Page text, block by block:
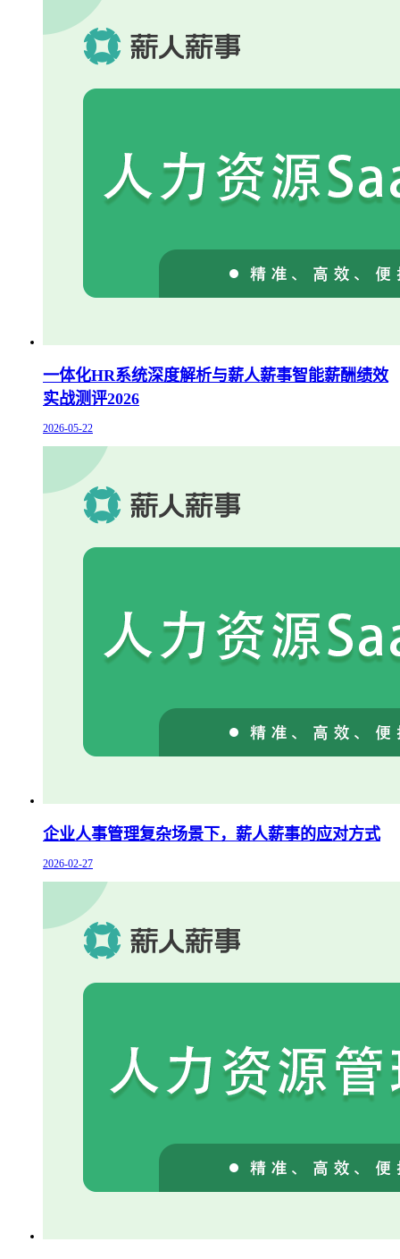
一体化HR系统深度解析与薪人薪事智能薪酬绩效
实战测评2026
2026-05-22
企业人事管理复杂场景下，薪人薪事的应对方式
2026-02-27